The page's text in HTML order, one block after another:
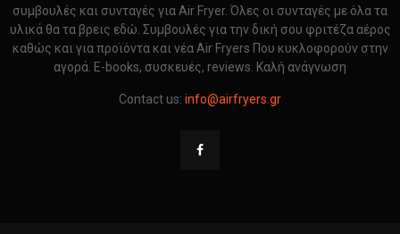
συμβουλές και συνταγές για Air Fryer. Όλες οι συνταγές με όλα τα
υλικά θα τα βρεις εδώ. Συμβουλές για την δική σου φριτέζα αέρος
καθώς και για προϊόντα και νέα Air Fryers Που κυκλοφορούν στην
αγορά. E-books, συσκευές, reviews. Καλή ανάγνωση
Contact us: info@airfryers.gr